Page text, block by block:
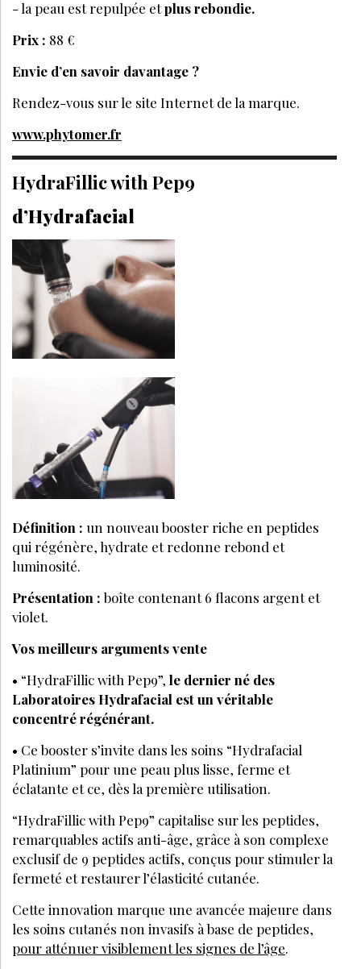
- la peau est repulpée etplus rebondie.
Prix : 88 €
Envie d’en savoir davantage ?
Rendez-vous sur le site Internet de la marque.
www.phytomer.fr
HydraFillic with Pep9
d’Hydrafacial
Définition : un nouveau booster riche en peptides
qui régénère, hydrate et redonne rebond et
luminosité.
Présentation :boîte contenant 6 flacons argent et
violet.
Vos meilleurs arguments vente
• “HydraFillic with Pep9”, le dernier né des
Laboratoires Hydrafacial est un véritable
concentré régénérant.
• Ce booster s’invite dans les soins “Hydrafacial
Platinium” pour une peau plus lisse, ferme et
éclatante et ce, dès la première utilisation.
“HydraFillic with Pep9” capitalise sur les peptides,
remarquables actifs anti-âge, grâce à son complexe
exclusif de 9 peptides actifs, conçus pour stimuler la
fermeté et restaurer l’élasticité cutanée.
Cette innovation marque une avancée majeure dans
les soins cutanés non invasifs à base de peptides,
pour atténuer visiblement les signes de l’âge.